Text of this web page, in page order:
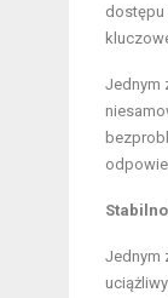
dostępu
Jednym
Jednym